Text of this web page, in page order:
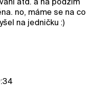
no, máme se na co
na jedničku :)